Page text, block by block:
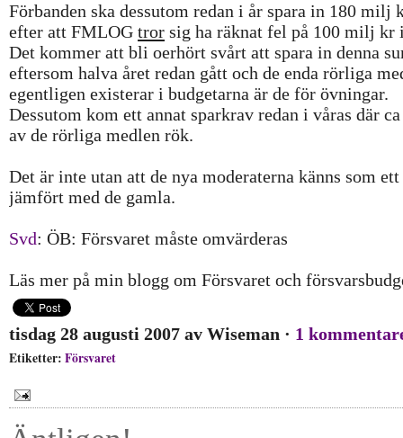
Förbanden ska dessutom redan i år spara in 180 milj
efter att FMLOG tror sig ha räknat fel på 100 milj kr
Det kommer att bli oerhört svårt att spara in denna
eftersom halva året redan gått och de enda rörliga
egentligen existerar i budgetarna är de för övningar.
Dessutom kom ett annat sparkrav redan i våras där
av de rörliga medlen rök.
Det är inte utan att de nya moderaterna känns som
jämfört med de gamla.
Svd: ÖB: Försvaret måste omvärderas
Läs mer på min blogg om Försvaret och
tisdag 28 augusti 2007 av Wiseman · 1
Etiketter: Försvaret